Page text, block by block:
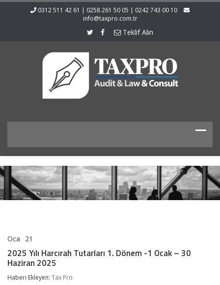
0312 511 42 61 | 0258 261 50 05 | 0242 743 00 10
info@taxpro.com.tr
Teklif Alın
Oca 21
Harcırah
Tutarları
Dönem
2025 Yılı Harcırah Tutarları 1. Dönem -1 Ocak – 30
Haziran 2025
Haberi Ekleyen: Tax Pro